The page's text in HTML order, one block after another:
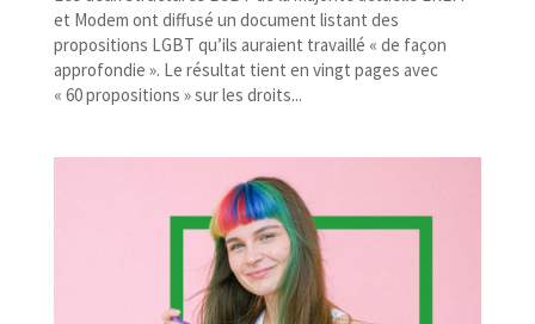
et Modem ont diffusé un document listant des
propositions LGBT qu’ils auraient travaillé « de façon
approfondie ». Le résultat tient en vingt pages avec
« 60 propositions » sur les droits...